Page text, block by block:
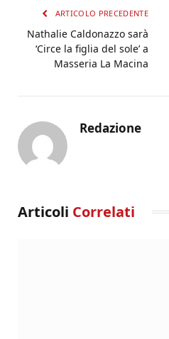
ARTICOLO PRECEDENTE
Nathalie Caldonazzo sarà
‘Circe la figlia del sole’ a
Masseria La Macina
Redazione
Articoli Correlati